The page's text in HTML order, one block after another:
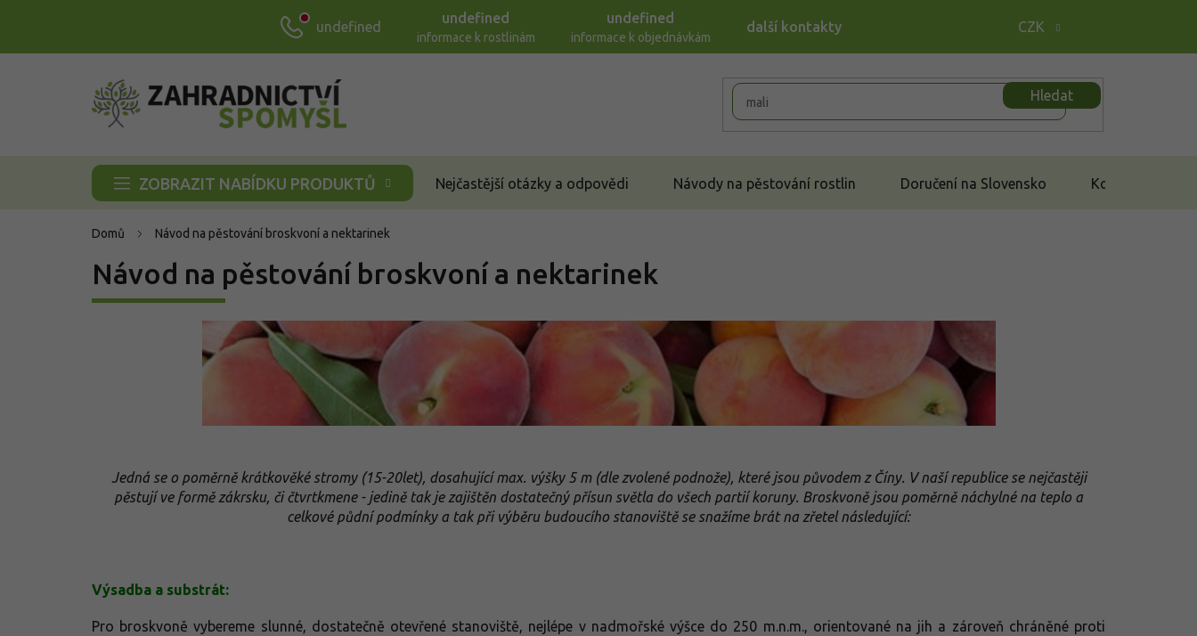
CZK
undefined
undefined
informace k rostlinám
undefined
informace k objednávkám
další kontakty
Hledat
ZOBRAZIT NABÍDKU PRODUKTŮ Nejčastější otázky a odpovědi Návody na pěstování rostlin Doručení na Slovensko Kontakt
Domů Návod na pěstování broskvoní a nektarinek
Návod na pěstování broskvoní a nektarinek
Jedná se o poměrně krátkověké stromy (15-20let), dosahující max. výšky 5 m (dle zvolené podnože), které jsou původem z Číny. V naší republice se nejčastěji
pěstují ve formě zákrsku, či čtvrtkmene - jedině tak je zajištěn dostatečný přísun světla do všech partií koruny. Broskvoně jsou poměrně náchylné na teplo a
celkové půdní podmínky a tak při výběru budoucího stanoviště se snažíme brát na zřetel následující:
Výsadba a substrát:
Pro broskvoně vybereme slunné, dostatečně otevřené stanoviště, nejlépe v nadmořské výšce do 250 m.n.m., orientované na jih a zároveň chráněné proti